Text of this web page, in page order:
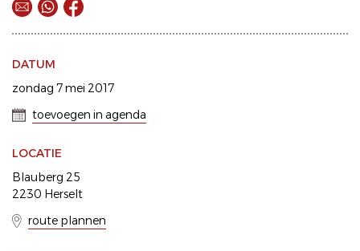
DATUM
zondag 7 mei 2017
toevoegen in agenda
LOCATIE
Blauberg 25
2230 Herselt
route plannen